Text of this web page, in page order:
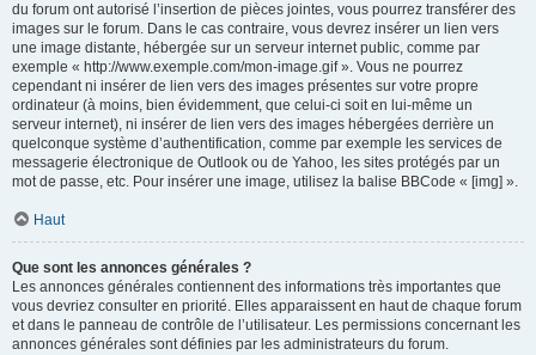
du forum ont autorisé l’insertion de pièces jointes, vous pourrez transférer des
images sur le forum. Dans le cas contraire, vous devrez insérer un lien vers
une image distante, hébergée sur un serveur internet public, comme par
exemple « http://www.exemple.com/mon-image.gif ». Vous ne pourrez
cependant ni insérer de lien vers des images présentes sur votre propre
ordinateur (à moins, bien évidemment, que celui-ci soit en lui-même un
serveur internet), ni insérer de lien vers des images hébergées derrière un
quelconque système d’authentification, comme par exemple les services de
messagerie électronique de Outlook ou de Yahoo, les sites protégés par un
mot de passe, etc. Pour insérer une image, utilisez la balise BBCode « [img] ».
Haut
Que sont les annonces générales ?
Les annonces générales contiennent des informations très importantes que
vous devriez consulter en priorité. Elles apparaissent en haut de chaque forum
et dans le panneau de contrôle de l’utilisateur. Les permissions concernant les
annonces générales sont définies par les administrateurs du forum.